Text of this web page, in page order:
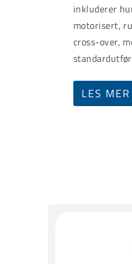
inkluderer
motorisert,
cross-over,
LES